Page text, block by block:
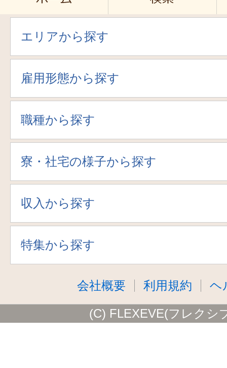
エリアから探す
雇用形態から探す
職種から探す
寮・社宅の様子から探す
収入から探す
特集から探す
会社概要 利用規約 ヘ
(C) FLEXEVE(フレクシ